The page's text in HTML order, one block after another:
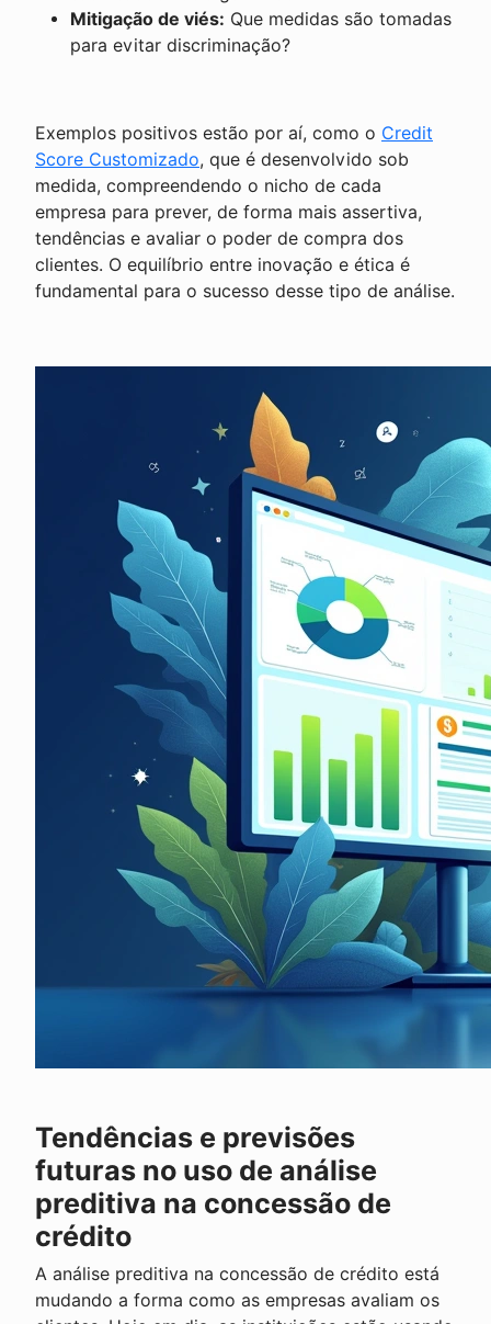
Mitigação de viés: Que medidas são tomadas
para evitar discriminação?
Exemplos positivos estão por aí, como o Credit
Score Customizado, que é desenvolvido sob
medida, compreendendo o nicho de cada
empresa para prever, de forma mais assertiva,
tendências e avaliar o poder de compra dos
clientes. O equilíbrio entre inovação e ética é
fundamental para o sucesso desse tipo de análise.
Tendências e previsões
futuras no uso de análise
preditiva na concessão de
crédito
A análise preditiva na concessão de crédito está
mudando a forma como as empresas avaliam os